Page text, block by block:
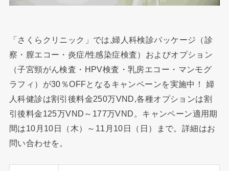
「さくらクリニック」では,婦人科検診パッケージ（診
察・膣エコー・炎症/性感染症検査）およびオプション
（子宮頸がん検査・HPV検査・乳房エコー・マンモグ
ラフィ）が30％OFFとなるキャンペーンを実施中！ 婦
人科健診は割引後料金250万VND,各種オプションは割
引後料金125万VND～177万VND。キャンペーン適用期
間は10月10日（木）～11月10日（日）まで。詳細はお
問い合わせを。